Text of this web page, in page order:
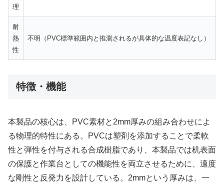
理
耐
熱
性
不明（PVC標準範囲内と推測されるが具体的な温度表記なし）
特徴・機能
本製品の核心は、PVC素材と2mm厚みの組み合わせによ
る物理的特性にある。PVCは塑剤を添加することで柔軟
性と弾性を付与される合成樹脂であり、本製品では机表面
の保護と作業台としての機能性を両立させるために、適度
な剛性と反発力を設計している。2mmという厚みは、一